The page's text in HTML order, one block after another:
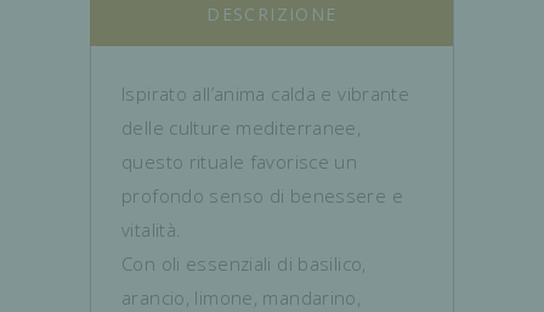
DESCRIZIONE
Ispirato all’anima calda e vibrante
delle culture mediterranee,
questo rituale favorisce un
profondo senso di benessere e
vitalità.
Con oli essenziali di basilico,
arancio, limone, mandarino,